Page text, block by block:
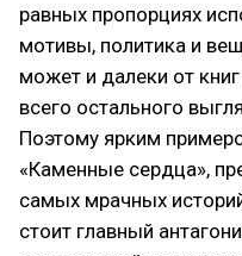
равных пропорциях
мотивы, политика и
может и далеки от
всего остального
Поэтому ярким
«Каменные сердца»,
самых мрачных
стоит главный